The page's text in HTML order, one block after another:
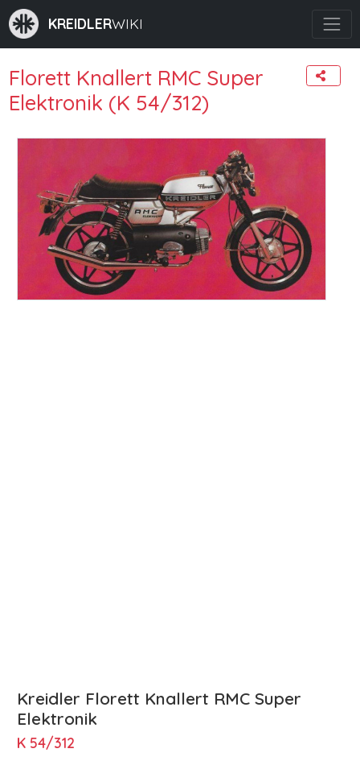
KREIDLERWIKI
Florett Knallert RMC Super
Elektronik (K 54/312)
Kreidler Florett Knallert RMC Super
Elektronik
K 54/312